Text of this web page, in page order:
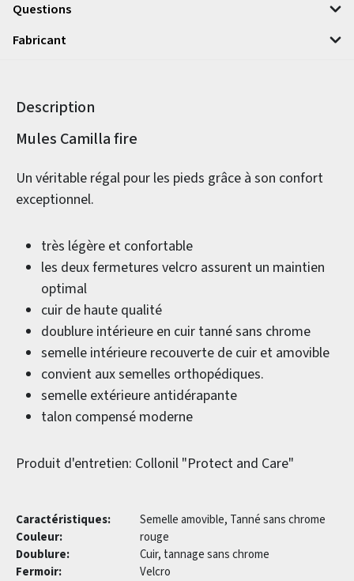
Questions
Fabricant
Description
Informations sur le produit
Mules Camilla fire
Un véritable régal pour les pieds grâce à son confort
exceptionnel.
très légère et confortable
les deux fermetures velcro assurent un maintien
optimal
cuir de haute qualité
doublure intérieure en cuir tanné sans chrome
semelle intérieure recouverte de cuir et amovible
convient aux semelles orthopédiques.
semelle extérieure antidérapante
talon compensé moderne
Produit d'entretien: Collonil "Protect and Care"
Caractéristiques:
Semelle amovible, Tanné sans chrome
Couleur:
rouge
Doublure:
Cuir, tannage sans chrome
Fermoir:
Velcro